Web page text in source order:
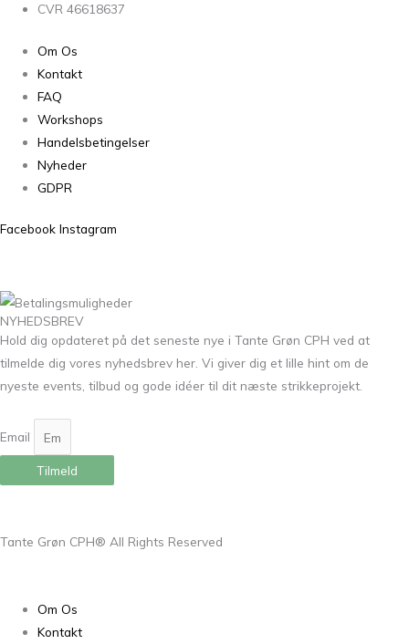
CVR 46618637
Om Os
Kontakt
FAQ
Workshops
Handelsbetingelser
Nyheder
GDPR
Facebook Instagram
NYHEDSBREV
Hold dig opdateret på det seneste nye i Tante Grøn CPH ved at
tilmelde dig vores nyhedsbrev her. Vi giver dig et lille hint om de
nyeste events, tilbud og gode idéer til dit næste strikkeprojekt.
Email
Tilmeld
Tante Grøn CPH® All Rights Reserved
Om Os
Kontakt